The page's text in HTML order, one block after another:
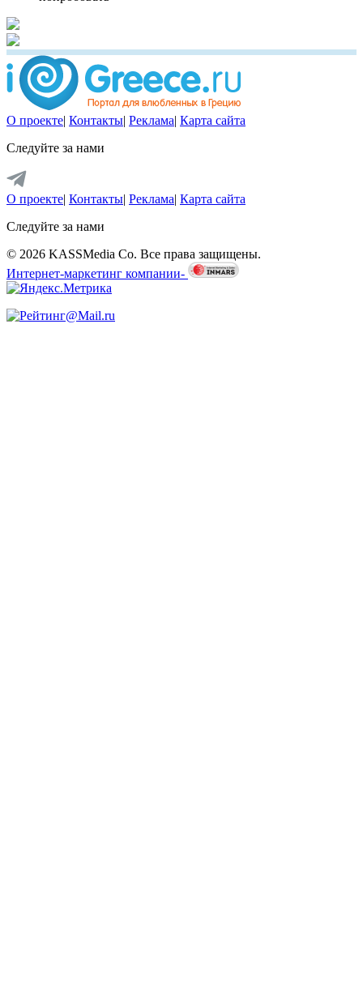
О проекте| Контакты| Реклама| Карта сайта
Следуйте за нами
О проекте| Контакты| Реклама| Карта сайта
Следуйте за нами
© 2026 KASSMedia Co. Все права защищены.
Интернет-маркетинг компании-